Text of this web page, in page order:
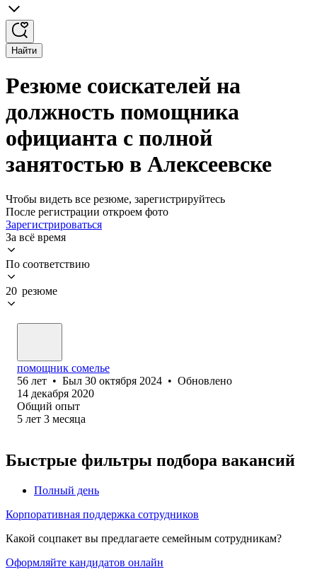
Найти
Резюме соискателей на
должность помощника
официанта с полной
занятостью в Алексеевске
Чтобы видеть все резюме, зарегистрируйтесь
После регистрации откроем фото
Зарегистрироваться
За всё время
По соответствию
20 резюме
помощник сомелье
56 лет • Был 30 октября 2024 • Обновлено
14 декабря 2020
Общий опыт
5 лет 3 месяца
Быстрые фильтры подбора вакансий
Полный день
Корпоративная поддержка сотрудников
Какой соцпакет вы предлагаете семейным сотрудникам?
Оформляйте кандидатов онлайн